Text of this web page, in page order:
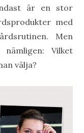
är en stor
med
Men
Vilket
välja?